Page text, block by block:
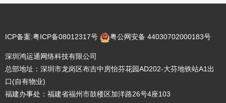
ICP备案:粤ICP备08012317号 粤公网安备 44030702000183号
深圳鸿运通网络科技有限公司
总部地址：深圳市龙岗区布吉中房怡芬花园AD202-大芬地铁站A1出
口(自有物业)
福建办事处：福建省福州市鼓楼区加洋路26号4座103